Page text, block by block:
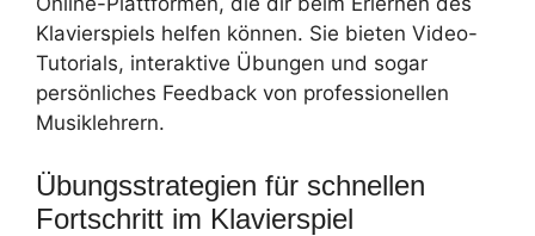
Klavierspiels helfen können. Sie bieten Video-
Tutorials, interaktive Übungen und sogar
persönliches Feedback von professionellen
Musiklehrern.
Übungsstrategien für schnellen
Fortschritt im Klavierspiel